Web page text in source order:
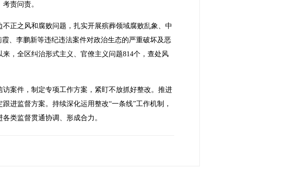
责问责。
正之风和腐败问题，扎实开展殡葬领域腐败乱象、中
、李鹏新等违纪违法案件对政治生态的严重破坏及恶
，全区纠治形式主义、官僚主义问题814个，查处风
案件，制定专项工作方案，紧盯不放抓好整改。推进
进监督方案。持续深化运用整改“一条线”工作机制，
类监督贯通协调、形成合力。